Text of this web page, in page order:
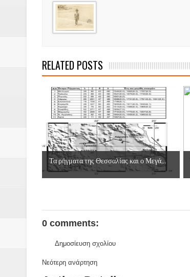
RELATED POSTS
Τα ρήγματα της Θεσσαλίας και ο Μεγά...
0 comments:
Δημοσίευση σχολίου
Νεότερη ανάρτηση